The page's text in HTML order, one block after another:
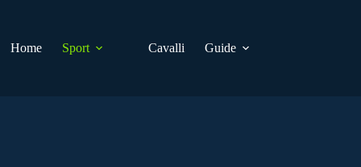
Home
Sport Cavalli Guide